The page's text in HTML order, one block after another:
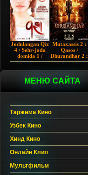
Jodulangan Qiz
4 / Sehr-jodu
domida 1 /
Egallangan 1 /
Hind kino
Uzbek tilida
Mutaxassis 2 :
Qasos /
Dhurandhar 2 :
Intiqom 2026
МЕНЮ САЙТА
Таржима Кино
Узбек Кино
Хинд Кино
Онлайн Клип
Мультфильм